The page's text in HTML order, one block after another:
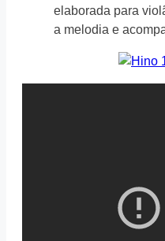
elaborada para
a melodia e